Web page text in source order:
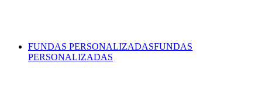
FUNDAS PERSONALIZADASFUNDAS
PERSONALIZADAS